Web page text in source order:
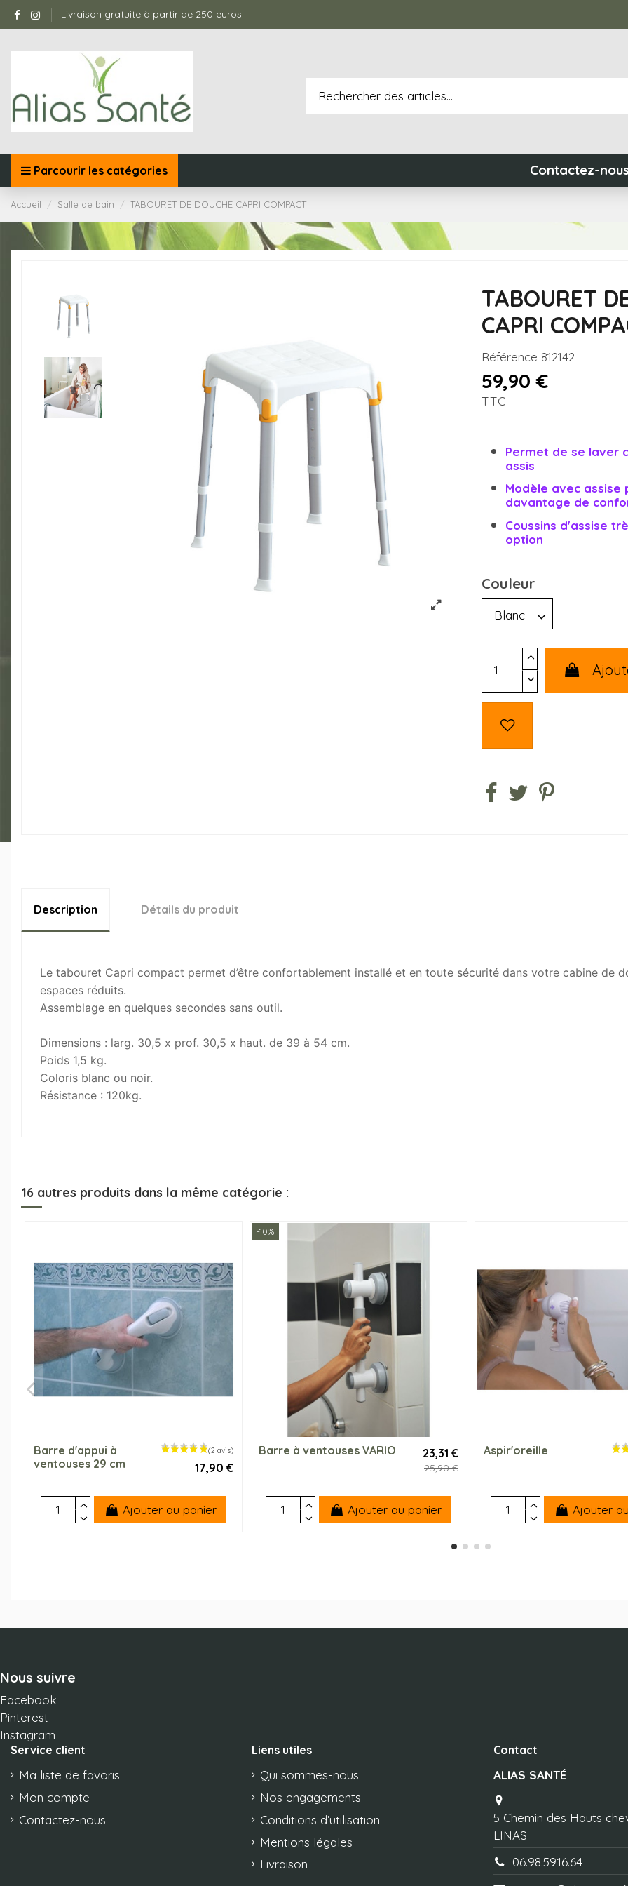
Livraison gratuite à partir de 250 euros
Parcourir les catégories Contactez-
Accueil Salle de bain TABOURET DE DOUCHE CAPRI COMPACT
TABOURET
CAPRI
Référence 812142
59,90 €
TTC
Permet de se laver
assis
Modèle avec assise
davantage de
Coussins d'assise
option
Couleur
Description Détails du produit
Le tabouret Capri compact permet d’être confortablement installé et en toute sécurité dans votre cabine de
espaces réduits.
Assemblage en quelques secondes sans outil.
Dimensions : larg. 30,5 x prof. 30,5 x haut. de 39 à 54 cm.
Poids 1,5 kg.
Coloris blanc ou noir.
Résistance : 120kg.
16 autres produits dans la même catégorie :
Barre d'appui à
ventouses 29 cm
17,90 €
Ajouter au panier
-10%
Barre à ventouses VARIO 23,31 €
25,90 €
Ajouter au panier
Aspir'oreille
Ajouter
Nous suivre
Facebook
Pinterest
Instagram
Service client
Ma liste de favoris
Mon compte
Contactez-nous
Liens utiles
Qui sommes-nous
Nos engagements
Conditions d’utilisation
Mentions légales
Livraison
Contact
ALIAS SANTÉ
5 Chemin des Hauts
LINAS
06.98.59.16.64